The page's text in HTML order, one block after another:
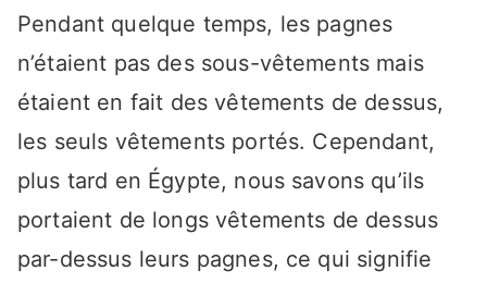
Pendant quelque temps, les pagnes
n’étaient pas des sous-vêtements mais
étaient en fait des vêtements de dessus,
les seuls vêtements portés. Cependant,
plus tard en Égypte, nous savons qu’ils
portaient de longs vêtements de dessus
par-dessus leurs pagnes, ce qui signifie